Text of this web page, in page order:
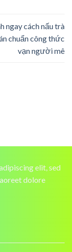
ngay cách nấu trà
chuẩn công thức
vạn người mê
elit, sed
dolore